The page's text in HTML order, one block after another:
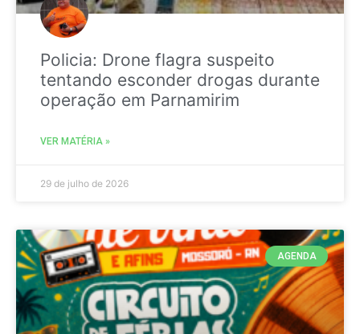
Policia: Drone flagra suspeito
tentando esconder drogas durante
operação em Parnamirim
VER MATÉRIA »
29 de julho de 2026
AGENDA